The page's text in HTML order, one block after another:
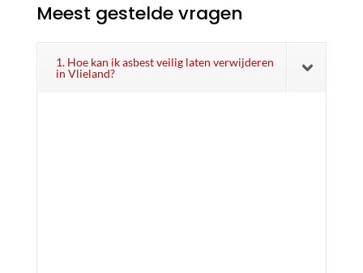
Meest gestelde vragen
1. Hoe kan ik asbest veilig laten verwijderen
in Vlieland?